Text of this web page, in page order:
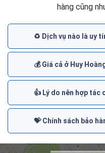
hàng cũng
♻️ Dịch vụ nào là uy
💰 Giá cả ở Huy
👍 Lý do nên hợp tác
💝 Chính sách bảo